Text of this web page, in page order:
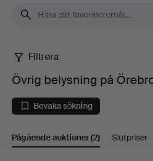
Övrig
belysning
på
Örebro
Filtrera
Övrig belysning på
Bevaka sökning
Pågående auktioner(2) Slutpriser